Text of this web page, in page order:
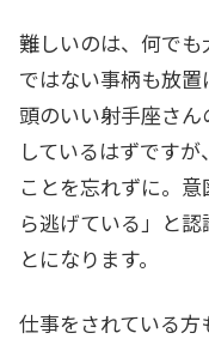
難しいのは、何で
ではない事柄も放置
頭のいい射手座さ
しているはずです
ことを忘れずに。
ら逃げている」と
とになります。
仕事をされている